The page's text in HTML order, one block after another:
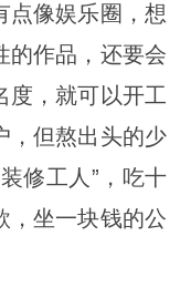
点像娱乐圈，想
的作品，还要会
度，就可以开工
，但熬出头的少
修工人”，吃十
，坐一块钱的公